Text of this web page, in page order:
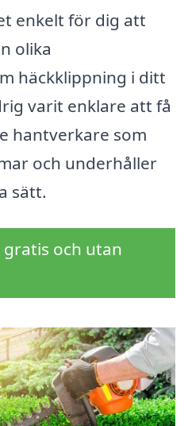
enkelt för dig att
olika
häckklippning i ditt
varit enklare att få
hantverkare som
och underhåller
sätt.
gratis och utan